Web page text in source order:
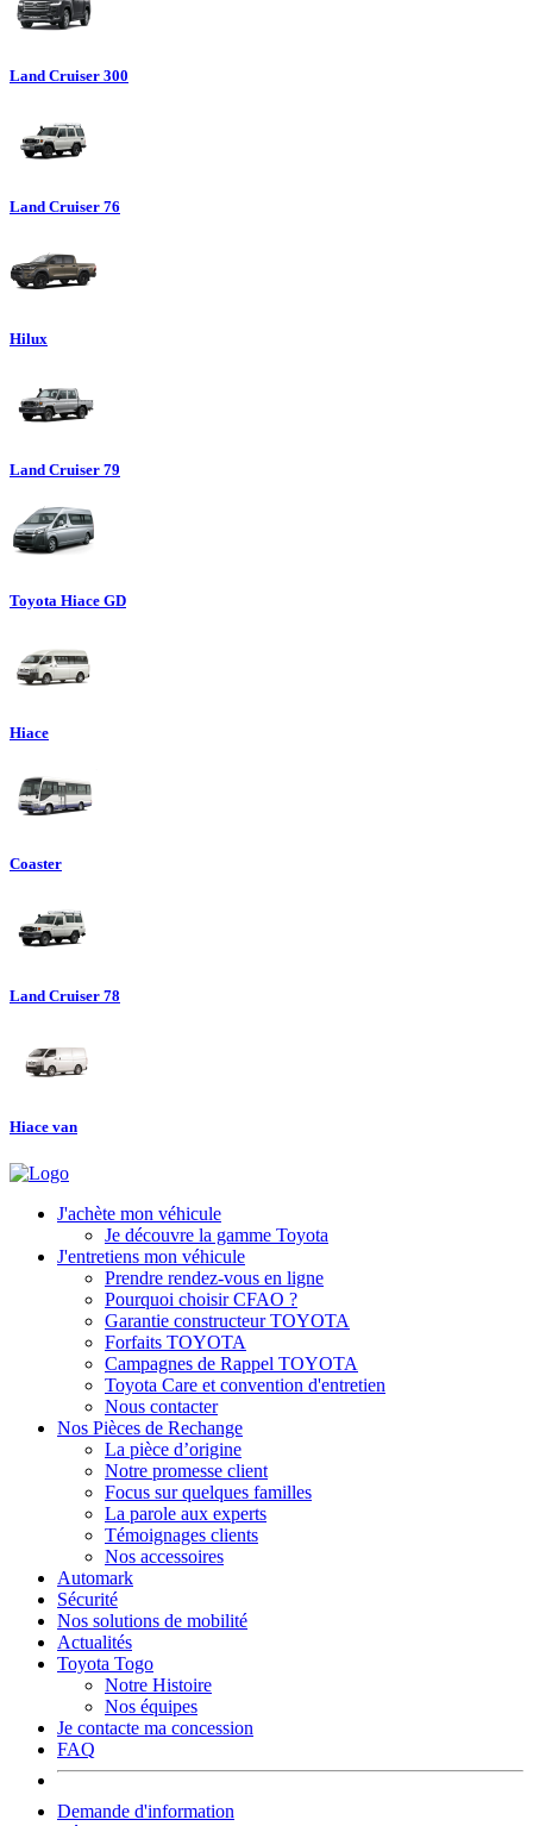
Land Cruiser 300
Land Cruiser 76
Hilux
Land Cruiser 79
Toyota Hiace GD
Hiace
Coaster
Land Cruiser 78
Hiace van
J'achète mon véhicule
Je découvre la gamme Toyota
J'entretiens mon véhicule
Prendre rendez-vous en ligne
Pourquoi choisir CFAO ?
Garantie constructeur TOYOTA
Forfaits TOYOTA
Campagnes de Rappel TOYOTA
Toyota Care et convention d'entretien
Nous contacter
Nos Pièces de Rechange
La pièce d’origine
Notre promesse client
Focus sur quelques familles
La parole aux experts
Témoignages clients
Nos accessoires
Automark
Sécurité
Nos solutions de mobilité
Actualités
Toyota Togo
Notre Histoire
Nos équipes
Je contacte ma concession
FAQ
Demande d'information